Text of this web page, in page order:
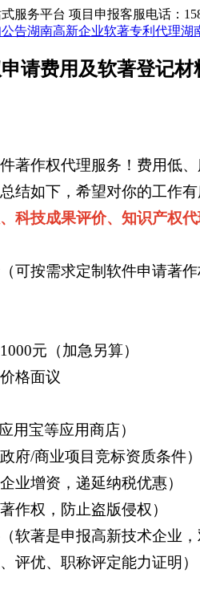
服务平台 项目申报客服电话：
告湖南高新企业软著专利代理湖
请费用及软著登记材
著作权代理服务！费用低
结如下，希望对你的工作
、科技成果评价、知识产权
可按需求定制软件申请著
元（加急另算）
格面议
用宝等应用商店）
府/商业项目竞标资质条件
业增资，递延纳税优惠）
作权，防止盗版侵权）
（软著是申报高新技术企业
评优、职称评定能力证明）